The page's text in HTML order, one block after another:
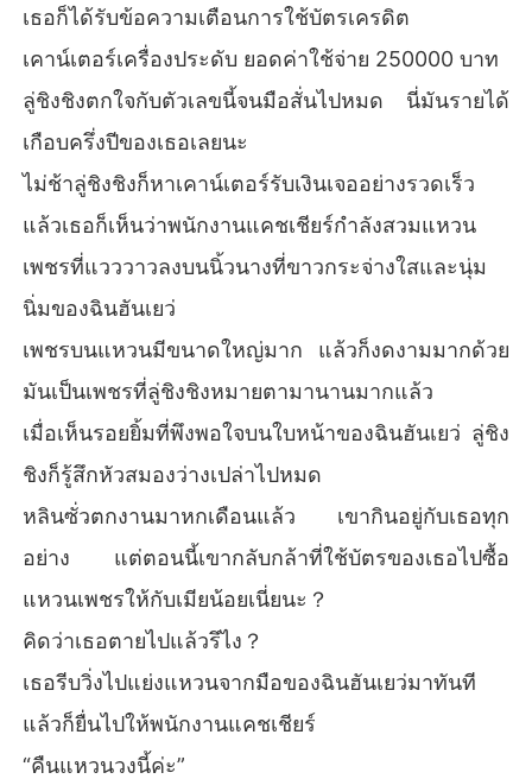
เธอก็ได้รับข้อความเตือนการใช้บัตรเครดิต
เคาน์เตอร์เครื่องประดับ ยอดค่าใช้จ่าย 250000 บาท
ลู่ชิงชิงตกใจกับตัวเลขนี้จนมือสั่นไปหมด นี่มันรายได้
เกือบครึ่งปีของเธอเลยนะ
ไม่ช้าลู่ชิงชิงก็หาเคาน์เตอร์รับเงินเจออย่างรวดเร็ว
แล้วเธอก็เห็นว่าพนักงานแคชเชียร์กำลังสวมแหวน
เพชรที่แวววาวลงบนนิ้วนางที่ขาวกระจ่างใสและนุ่ม
นิ่มของฉินฮันเยว่
เพชรบนแหวนมีขนาดใหญ่มาก แล้วก็งดงามมากด้วย
มันเป็นเพชรที่ลู่ชิงชิงหมายตามานานมากแล้ว
เมื่อเห็นรอยยิ้มที่พึงพอใจบนใบหน้าของฉินฮันเยว่ ลู่ชิง
ชิงก็รู้สึกหัวสมองว่างเปล่าไปหมด
หลินซั่วตกงานมาหกเดือนแล้ว เขากินอยู่กับเธอทุก
อย่าง แต่ตอนนี้เขากลับกล้าที่ใช้บัตรของเธอไปซื้อ
แหวนเพชรให้กับเมียน้อยเนี่ยนะ？
คิดว่าเธอตายไปแล้วรึไง？
เธอรีบวิ่งไปแย่งแหวนจากมือของฉินฮันเยว่มาทันที
แล้วก็ยื่นไปให้พนักงานแคชเชียร์
“คืนแหวนวงนี้ค่ะ”